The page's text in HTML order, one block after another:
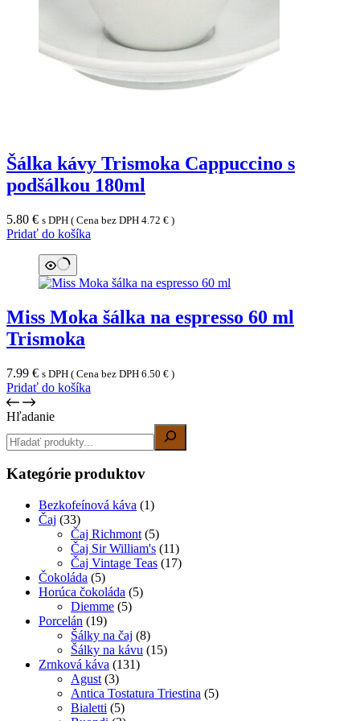
Šálka kávy Trismoka Cappuccino s
podšálkou 180ml
5.80 € s DPH ( Cena bez DPH 4.72 € )
Pridať do košíka
Miss Moka šálka na espresso 60 ml
Trismoka
7.99 € s DPH ( Cena bez DPH 6.50 € )
Pridať do košíka
Hľadanie
Kategórie produktov
Bezkofeínová káva (1)
Čaj (33)
Čaj Richmont (5)
Čaj Sir William's (11)
Čaj Vintage Teas (17)
Čokoláda (5)
Horúca čokoláda (5)
Diemme (5)
Porcelán (19)
Šálky na čaj (8)
Šálky na kávu (15)
Zrnková káva (131)
Agust (3)
Antica Tostatura Triestina (5)
Bialetti (5)